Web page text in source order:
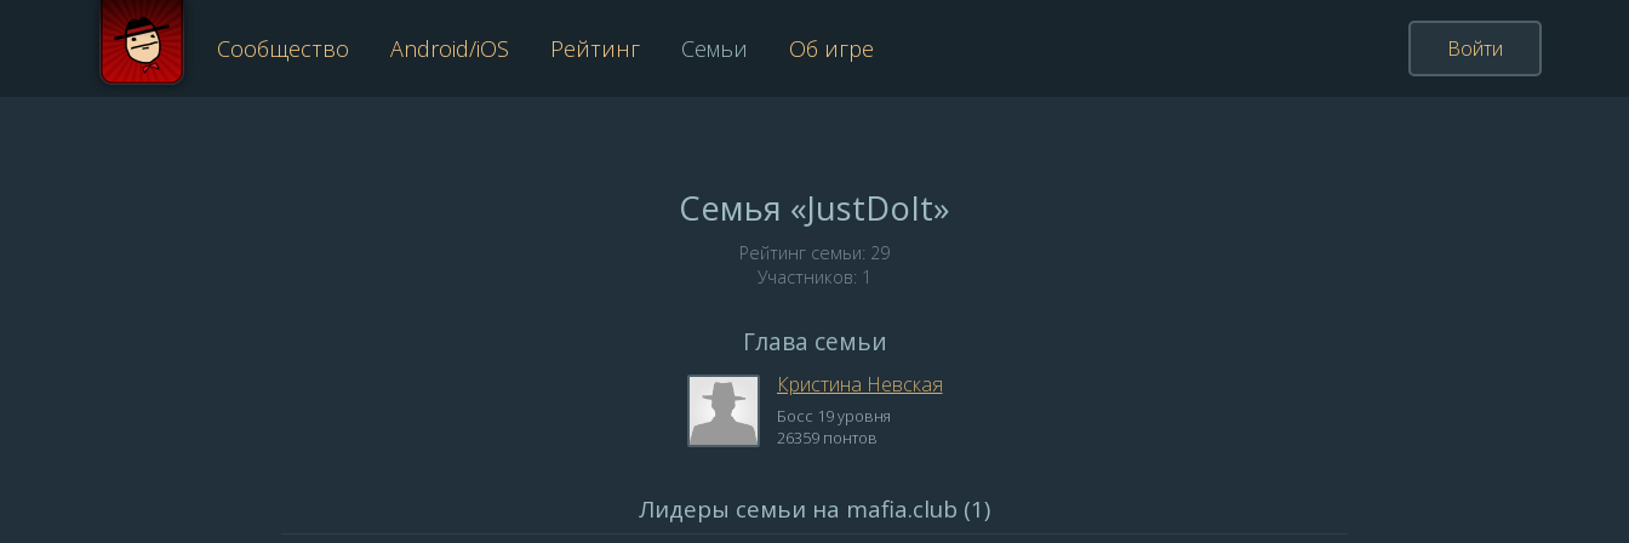
Сообщество Android/iOS Рейтинг Семьи Об игре Войти
Семья «JustDoIt»
Рейтинг семьи: 29
Участников: 1
Глава семьи
Кристина Невская
Босс 19 уровня
26359 понтов
Лидеры семьи на mafia.club (1)